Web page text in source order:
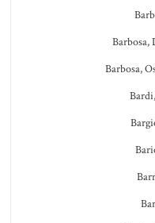
Barbosa,
Barbosa,